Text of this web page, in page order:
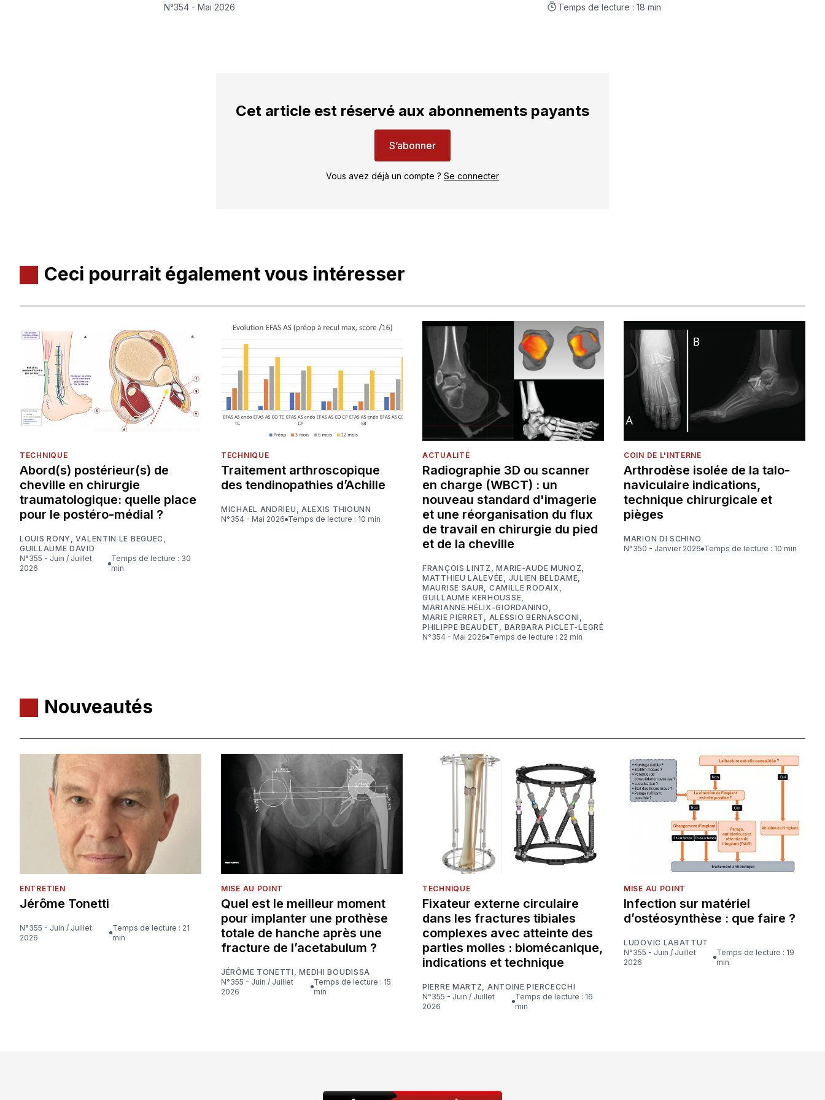
LinkedInFacebookWhatsApp
courriel
N°354 - Mai 2026 Temps de lecture : 18 min
Cet article est réservé aux abonnements payants
S’abonner
Vous avez déjà un compte ? Se connecter
Ceci pourrait également vous intéresser
TECHNIQUE
Abord(s) postérieur(s) de
cheville en chirurgie
traumatologique: quelle place
pour le postéro-médial ?
LOUIS RONY ,VALENTIN LE BEGUEC ,
GUILLAUME DAVID
N°355 - Juin / Juillet
2026
Temps de lecture : 30
min
TECHNIQUE
Traitement arthroscopique
des tendinopathies d’Achille
MICHAEL ANDRIEU , ALEXIS THIOUNN
N°354 - Mai 2026
Temps de lecture : 10 min
ACTUALITÉ
Radiographie 3D ou scanner
en charge (WBCT) : un
nouveau standard d'imagerie
et une réorganisation du flux
de travail en chirurgie du pied
et de la cheville
FRANÇOIS LINTZ ,MARIE-AUDE MUNOZ,
MATTHIEU LALEVÉE, JULIEN BELDAME,
MAURISE SAUR, CAMILLE RODAIX,
GUILLAUME KERHOUSSE,
MARIANNE HÉLIX-GIORDANINO ,
MARIE PIERRET , ALESSIO BERNASCONI ,
PHILIPPE BEAUDET , BARBARA PICLET-LEGRÉ
N°354 - Mai 2026
Temps de lecture : 22 min
COIN DE L'INTERNE
Arthrodèse isolée de la talo-
naviculaire indications,
technique chirurgicale et
pièges
MARION DI SCHINO
N°350 - Janvier 2026
Temps de lecture : 10 min
Nouveautés
ENTRETIEN
Jérôme Tonetti
N°355 - Juin / Juillet
2026
Temps de lecture : 21
min
MISE AU POINT
Quel est le meilleur moment
pour implanter une prothèse
totale de hanche après une
fracture de l’acetabulum ?
JÉRÔME TONETTI ,MEDHI BOUDISSA
N°355 - Juin / Juillet
2026
Temps de lecture : 15
min
TECHNIQUE
Fixateur externe circulaire
dans les fractures tibiales
complexes avec atteinte des
parties molles : biomécanique,
indications et technique
PIERRE MARTZ
ANTOINE PIERCECCHI
N°355 - Juin / Juillet
2026
Temps de lecture : 16
min
MISE AU POINT
Infection sur matériel
d’ostéosynthèse : que faire ?
LUDOVIC LABATTUT
N°355 - Juin / Juillet
2026
Temps de lecture : 19
min